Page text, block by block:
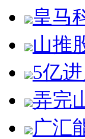
皇马
山推
5亿
弄完
广汇